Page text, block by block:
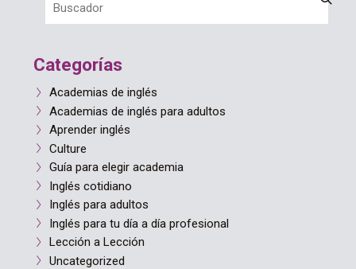
Categorías
Academias de inglés
Academias de inglés para adultos
Aprender inglés
Culture
Guía para elegir academia
Inglés cotidiano
Inglés para adultos
Inglés para tu día a día profesional
Lección a Lección
Uncategorized